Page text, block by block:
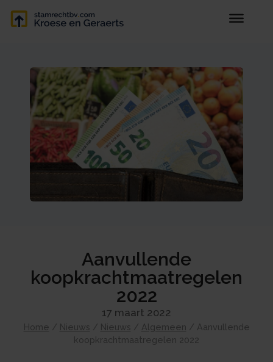
Aanvullende
koopkrachtmaatregelen
2022
17 maart 2022
Home / Nieuws / Nieuws / Algemeen / Aanvullende
koopkrachtmaatregelen 2022